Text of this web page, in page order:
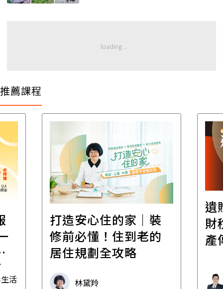
推薦課程
活
打造安心住的家｜裝
修前必懂！住到老的
居住規劃全攻略
林黛羚
遺
財
產